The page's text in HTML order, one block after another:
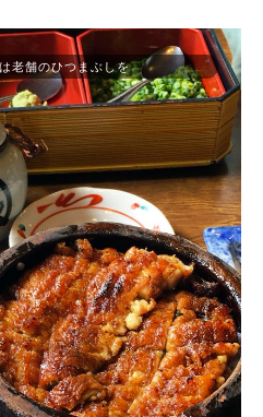
老舗のひつまぶしを